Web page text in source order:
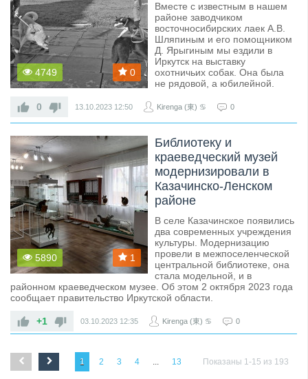
4749 0
Вместе с известным в нашем
районе заводчиком
восточносибирских лаек А.В.
Шляпиным и его помощником
Д. Ярыгиным мы ездили в
Иркутск на выставку
охотничьих собак. Она была
не рядовой, а юбилейной.
0 13.10.2023 12:50 Kirenga (東) ♋ 0
5890 1
Библиотеку и
краеведческий музей
модернизировали в
Казачинско-Ленском
районе
В селе Казачинское появились
два современных учреждения
культуры. Модернизацию
провели в межпоселенческой
центральной библиотеке, она
стала модельной, и в
районном краеведческом музее. Об этом 2 октября 2023 года
сообщает правительство Иркутской области.
+1 03.10.2023 12:35 Kirenga (東) ♋ 0
1 2 3 4 ... 13 Показаны 1-15 из 193